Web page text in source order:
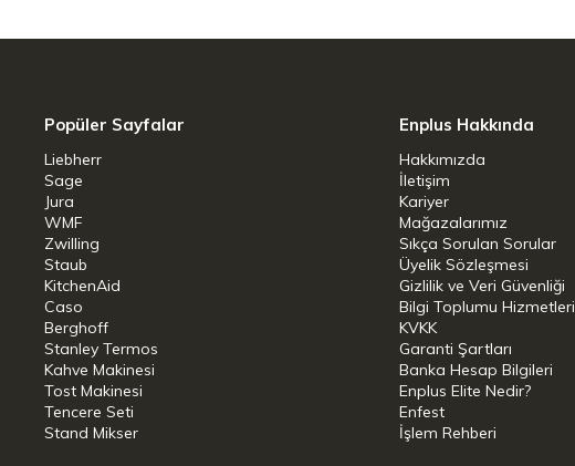
Popüler Sayfalar
Liebherr
Sage
Jura
WMF
Zwilling
Staub
KitchenAid
Caso
Berghoff
Stanley Termos
Kahve Makinesi
Tost Makinesi
Tencere Seti
Stand Mikser
Enplus Hakkında
Hakkımızda
İletişim
Kariyer
Mağazalarımız
Sıkça Sorulan Sorular
Üyelik Sözleşmesi
Gizlilik ve Veri Güvenliği
Bilgi Toplumu Hizmetleri
KVKK
Garanti Şartları
Banka Hesap Bilgileri
Enplus Elite Nedir?
Enfest
İşlem Rehberi